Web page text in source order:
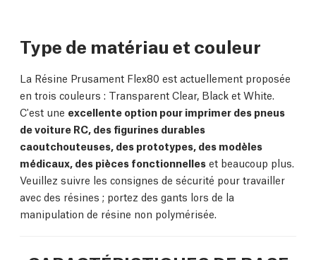
Type de matériau et couleur
La Résine Prusament Flex80 est actuellement proposée
en trois couleurs : Transparent Clear, Black et White.
C'est une excellente option pour imprimer des pneus
de voiture RC, des figurines durables
caoutchouteuses, des prototypes, des modèles
médicaux, des pièces fonctionnelles et beaucoup plus.
Veuillez suivre les consignes de sécurité pour travailler
avec des résines ; portez des gants lors de la
manipulation de résine non polymérisée.